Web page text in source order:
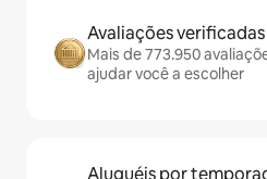
Avaliações
Mais de 773.950
ajudar você a escolher
Aluguéis por